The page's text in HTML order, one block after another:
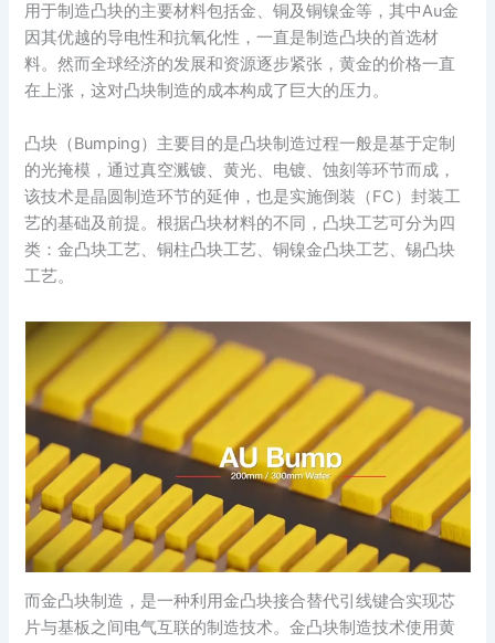
用于制造凸块的主要材料包括金、铜及铜镍金等，其中Au金
因其优越的导电性和抗氧化性，一直是制造凸块的首选材
料。然而全球经济的发展和资源逐步紧张，黄金的价格一直
在上涨，这对凸块制造的成本构成了巨大的压力。
凸块（Bumping）主要目的是凸块制造过程一般是基于定制
的光掩模，通过真空溅镀、黄光、电镀、蚀刻等环节而成，
该技术是晶圆制造环节的延伸，也是实施倒装（FC）封装工
艺的基础及前提。根据凸块材料的不同，凸块工艺可分为四
类：金凸块工艺、铜柱凸块工艺、铜镍金凸块工艺、锡凸块
工艺。
而金凸块制造，是一种利用金凸块接合替代引线键合实现芯
片与基板之间电气互联的制造技术。金凸块制造技术使用黄